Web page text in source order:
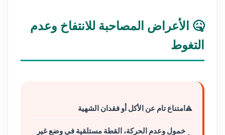
🤒 الأعراض المصاحبة للانتفاخ وعدم
التغوط
امتناع تام عن الأكل أو فقدان الشهية
خمول وعدم الحركة، القطة مستلقية في وضع غير